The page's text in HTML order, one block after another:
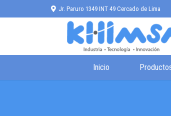
Jr. Paruro 1349 INT 49 Cercado de Lima
Inicio